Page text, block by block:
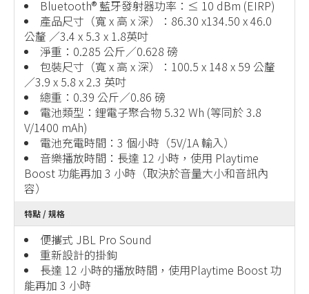
Bluetooth® 藍牙發射器功率：≤ 10 dBm (EIRP)
產品尺寸（寬 x 高 x 深）：86.30 x134.50 x 46.0
公釐 ／3.4 x 5.3 x 1.8英吋
淨重：0.285 公斤／0.628 磅
包裝尺寸（寬 x 高 x 深）：100.5 x 148 x 59 公釐
／3.9 x 5.8 x 2.3 英吋
總重：0.39 公斤／0.86 磅
電池類型：鋰電子聚合物 5.32 Wh (等同於 3.8
V/1400 mAh)
電池充電時間：3 個小時（5V/1A 輸入）
音樂播放時間：長達 12 小時，使用 Playtime
Boost 功能再加 3 小時（取決於音量大小和音訊內
容）
特點 / 規格
便攜式 JBL Pro Sound
重新設計的掛鉤
長達 12 小時的播放時間，使用Playtime Boost 功
能再加 3 小時